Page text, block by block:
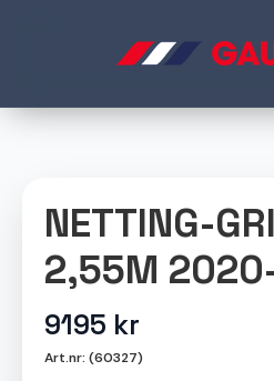
NETTING-
2,55M
9195 kr
Art.nr: (60327)